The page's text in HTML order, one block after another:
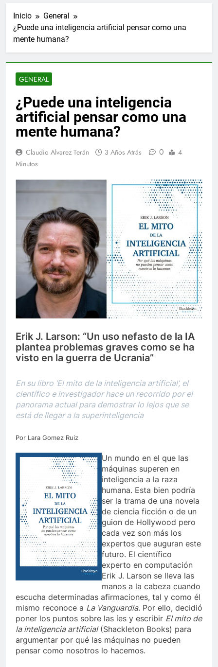
Inicio
General
¿Puede una inteligencia artificial pensar como una
mente humana?
GENERAL
¿Puede una inteligencia
artificial pensar como una
mente humana?
Claudio Alvarez Terán 3 Años Atrás 0
4
Minutos
Erik J. Larson: “Un uso nefasto de la IA
plantea problemas graves como se ha
visto en la guerra de Ucrania”
En su libro ‘El mito de la inteligencia artificial’, el
científico e investigador hace un recorrido por el
panorama actual para demostrar lo lejos que se
está de llegar a la superinteligencia
Por Lara Gomez Ruiz
Un mundo en el que las
máquinas superen en
inteligencia a la raza
humana. Esta bien podría
ser la trama de una novela
de ciencia ficción o de un
guion de Hollywood pero
cada vez son más los
expertos que auguran este
futuro. El científico
experto en computación
Erik J. Larson se lleva las
manos a la cabeza cuando
escucha determinadas afirmaciones, tal y como él
mismo reconoce a La Vanguardia. Por ello, decidió
poner los puntos sobre las íes y escribir El mito de
la inteligencia artificial(Shackleton Books) para
argumentar por qué las máquinas no pueden
pensar como nosotros lo hacemos.